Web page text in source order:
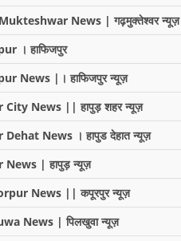
News | गढ़मुक्तेश्वर न्यूज़
। हाफिजपुर
News |। हाफिजपुर न्यूज़
City News || हापुड़ शहर न्यूज़
Dehat News । हापुड देहात न्यूज़
News | हापुड़ न्यूज़
News || कपूरपुर न्यूज़
News | पिलखुवा न्यूज़